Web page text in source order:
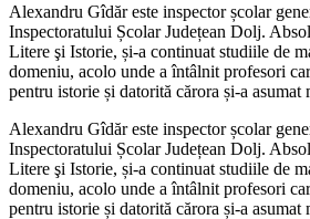
Alexandru Gîdăr este inspector școlar
Inspectoratului Școlar Județean Dolj.
Litere şi Istorie, și-a continuat studiile de
domeniu, acolo unde a întâlnit profesori
pentru istorie și datorită cărora și-a asumat
Alexandru Gîdăr este inspector școlar
Inspectoratului Școlar Județean Dolj.
Litere şi Istorie, și-a continuat studiile de
domeniu, acolo unde a întâlnit profesori
pentru istorie și datorită cărora și-a asumat